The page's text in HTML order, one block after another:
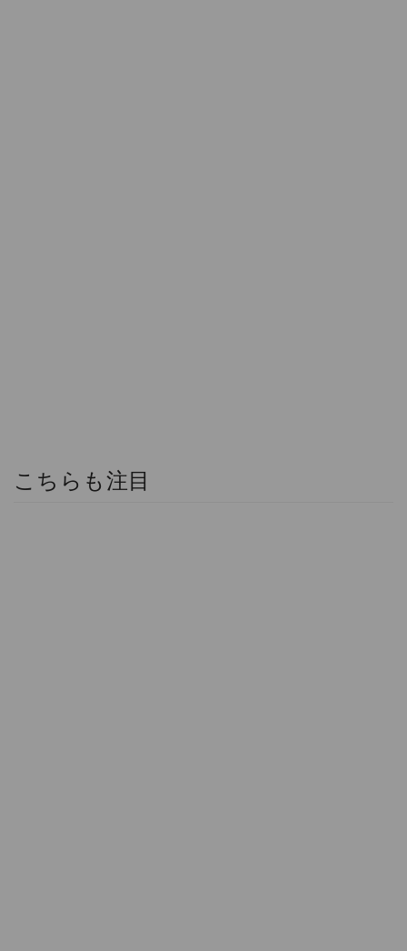
こちらも注目